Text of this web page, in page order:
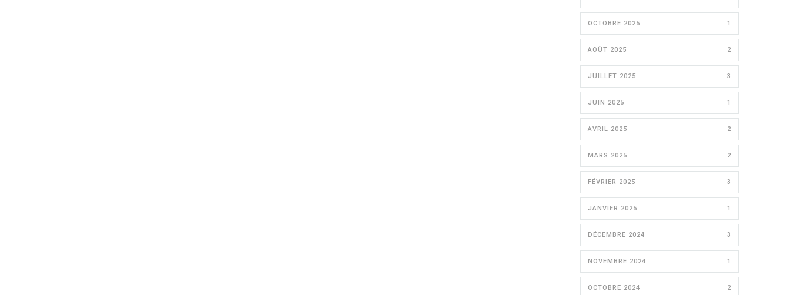
OCTOBRE 2025 1
AOÛT 2025 2
JUILLET 2025 3
JUIN 2025 1
AVRIL 2025 2
MARS 2025 2
FÉVRIER 2025 3
JANVIER 2025 1
DÉCEMBRE 2024 3
NOVEMBRE 2024 1
OCTOBRE 2024 2